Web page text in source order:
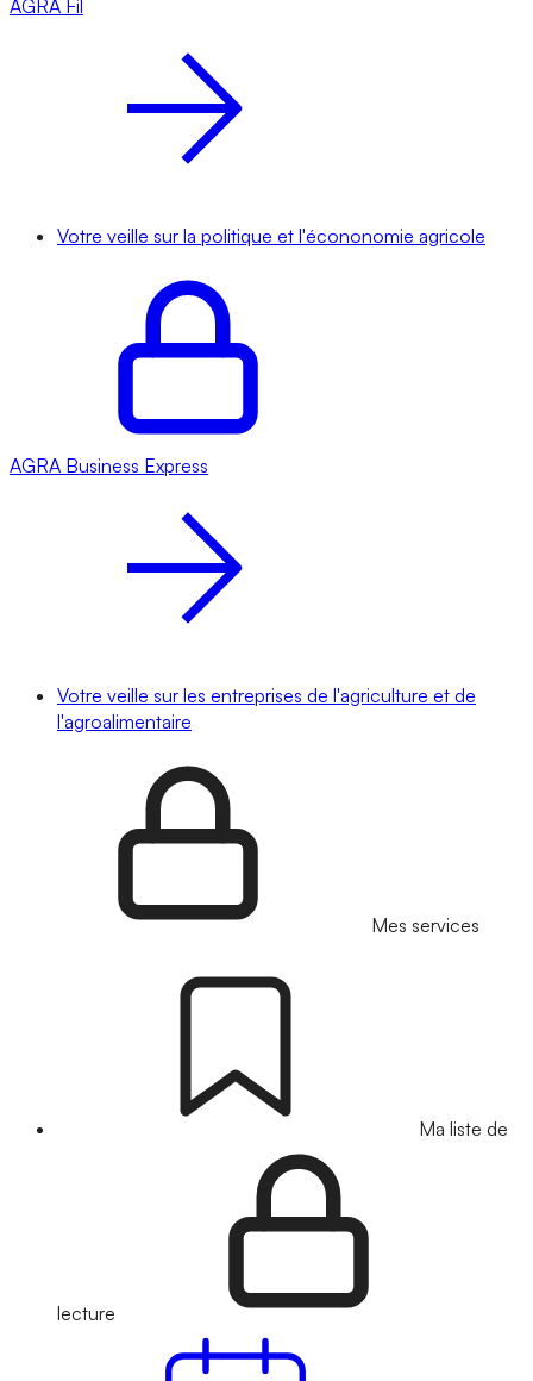
AGRA Fil
Votre veille sur la politique et l'écononomie agricole
AGRA Business Express
Votre veille sur les entreprises de l'agriculture et de
l'agroalimentaire
Mes services
Ma liste de
lecture